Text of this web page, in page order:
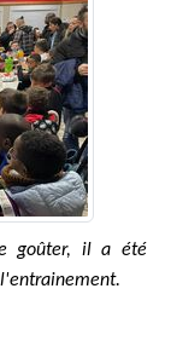
goûter, il a été